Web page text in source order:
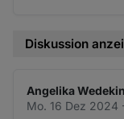
Diskussion
Angelika
Mo. 16 Dez 2024